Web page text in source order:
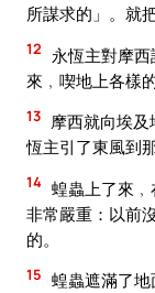
所謀求的」。就
12
永恆主對摩
來﹐喫地上各樣
13 摩西就向埃
恆主引了東風到
14 蝗蟲上了來﹐
非常嚴重：以前
的。
15 蝗蟲遮滿了